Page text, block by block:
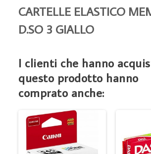
CARTELLE ELASTICO
D.SO 3 GIALLO
I clienti che hanno
questo prodotto hanno
comprato anche: